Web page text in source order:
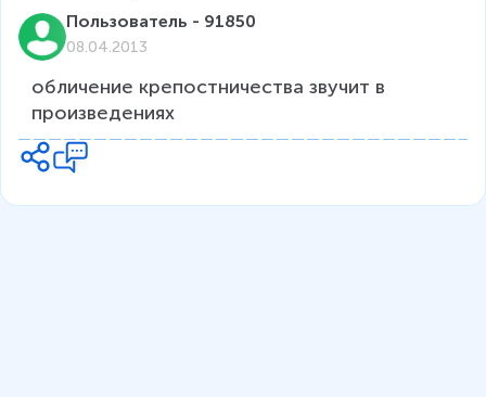
Пользователь - 91850
08.04.2013
обличение крепостничества звучит в
произведениях